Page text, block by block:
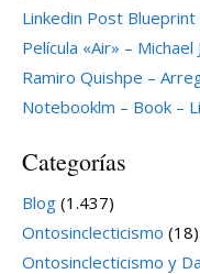
Linkedin Post
Película «Air» –
Ramiro Quishpe –
Notebooklm – Book –
Categorías
Blog (1.437)
Ontosinclecticismo (18)
Ontosinclecticismo y